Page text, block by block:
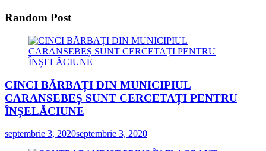
Random Post
CINCI BĂRBAȚI DIN MUNICIPIUL
CARANSEBEȘ SUNT CERCETAȚI PENTRU
ÎNȘELĂCIUNE
septembrie 3, 2020septembrie 3, 2020